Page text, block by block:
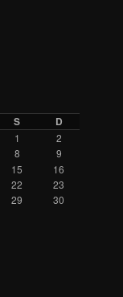
S D
1
2
8
9
15
16
22
23
29
30